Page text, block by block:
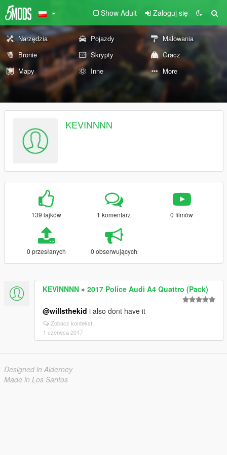
Show Adult Zaloguj się
Narzędzia Pojazdy
Malowania
Bronie
Skrypty
Gracz
Mapy
Inne More
KEVINNNN
139 lajków 1 komentarz 0 filmów
0 przesłanych 0 obserwujących
KEVINNNN » 2017 Police Audi A4 Quattro (Pack)
@willsthekid i also dont have it
Zobacz kontekst
1 czerwca 2017
Designed in Alderney
Made in Los Santos